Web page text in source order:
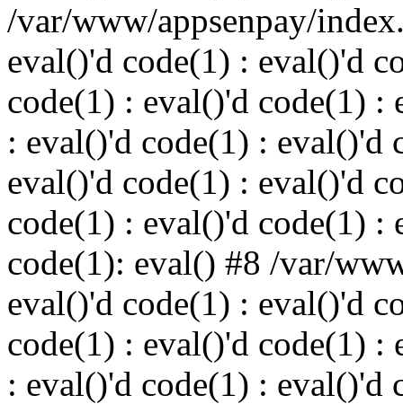
/var/www/appsenpay/
eval()'d code(1) : eval()'d
code(1) : eval()'d code(1) :
: eval()'d code(1) : eval()'d
eval()'d code(1) : eval()'d
code(1) : eval()'d code(1) :
code(1): eval() #8 /var/
eval()'d code(1) : eval()'d
code(1) : eval()'d code(1) :
: eval()'d code(1) : eval()'d